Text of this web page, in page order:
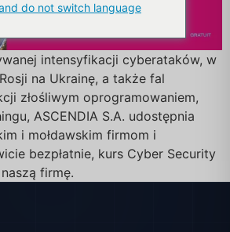
intensyfikacji cyberataków, w
na Ukrainę, a także fal
złośliwym oprogramowaniem,
ASCENDIA S.A. udostępnia
i mołdawskim firmom i
bezpłatnie, kurs Cyber Security
firmę.
do not switch language